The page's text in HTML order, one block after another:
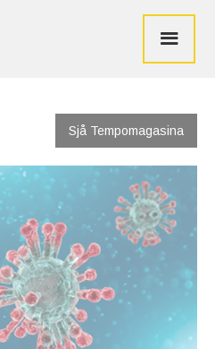
Sjå Tempomagasina